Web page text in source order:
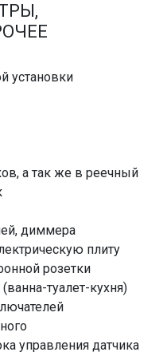
установки
а так же в реечный
диммера
плиту
розетки
туалет-кухня)
управления датчика